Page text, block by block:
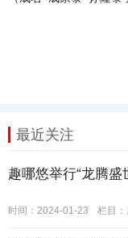
最近关注
趣哪悠举行“龙腾盛
时间：2024-01-23 栏目：